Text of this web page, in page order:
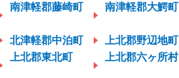
南津軽郡藤崎町 南津軽郡大鰐町
北津軽郡中泊町 上北郡野辺地町
上北郡東北町 上北郡六ヶ所村